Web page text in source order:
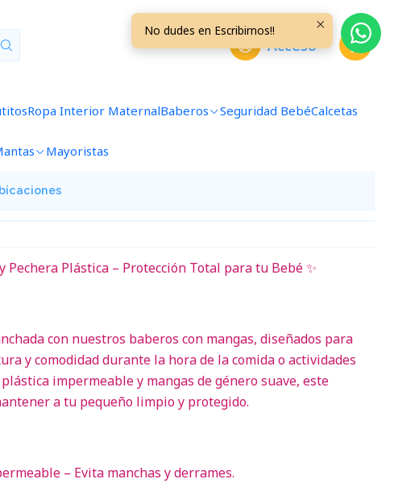
Acceso
Ropa Interior MaternalBaberos Seguridad BebéCalcetas
Mayoristas
Pechera Plástica – Protección Total para tu Bebé ✨
con nuestros baberos con mangas, diseñados para
y comodidad durante la hora de la comida o actividades
impermeable y mangas de género suave, este
a tu pequeño limpio y protegido.
– Evita manchas y derrames.
No dudes en Escribirnos!!